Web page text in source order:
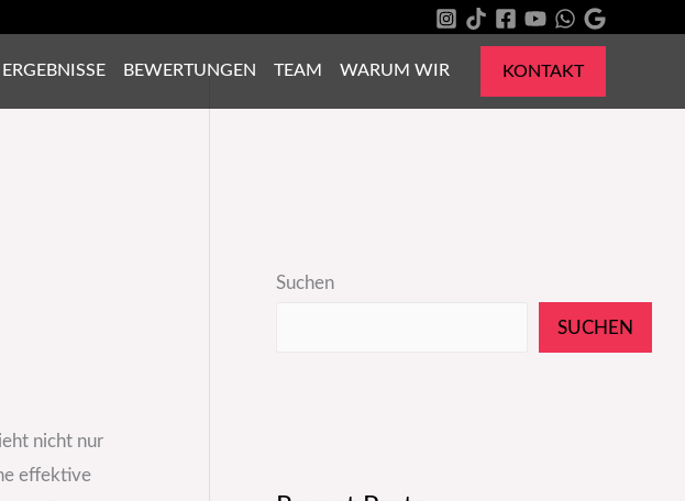
ERGEBNISSE BEWERTUNGEN TEAM WARUM WIR KONTAKT
nicht nur
effektive
Suchen
SUCHEN